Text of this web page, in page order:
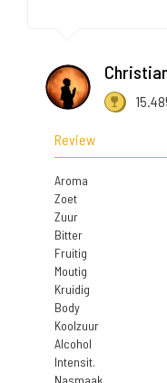
Review
Aroma
Zoet
Zuur
Bitter
Fruitig
Moutig
Kruidig
Body
Koolzuur
Alcohol
Intensit.